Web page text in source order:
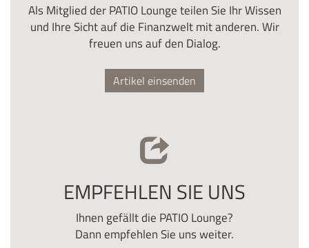
Als Mitglied der PATIO Lounge teilen Sie Ihr Wissen
und Ihre Sicht auf die Finanzwelt mit anderen. Wir
freuen uns auf den Dialog.
Artikel einsenden
EMPFEHLEN SIE UNS
Ihnen gefällt die PATIO Lounge?
Dann empfehlen Sie uns weiter.